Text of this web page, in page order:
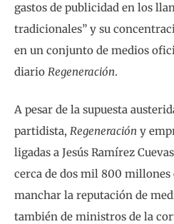
gastos de publicidad en los
tradicionales” y su
en un conjunto de medios
diario Regeneración.
A pesar de la supuesta
partidista, Regeneración y
ligadas a Jesús Ramírez
cerca de dos mil 800 millones
manchar la reputación de
también de ministros de la